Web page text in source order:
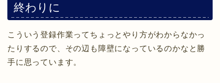
終わりに
こういう登録作業ってちょっとやり方がわからなかっ
たりするので、その辺も障壁になっているのかなと勝
手に思っています。